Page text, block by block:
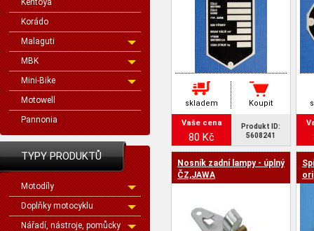
Kentoya
Korádo
Malaguti
MBK
Mini-Bike
Motowell
Pannonia
TYPY PRODUKTŮ
Motodíly
Doplňky motocyklu
Nářadí, nástroje, pomůcky
skladem Koupit
Vaše cena
80 Kč
Produkt ID:
5608241
Nosník zadní lampy - úplný
ČZ,JAWA